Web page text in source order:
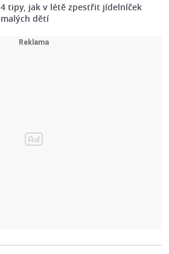
4 tipy, jak v létě zpestřit jídelníček
malých dětí